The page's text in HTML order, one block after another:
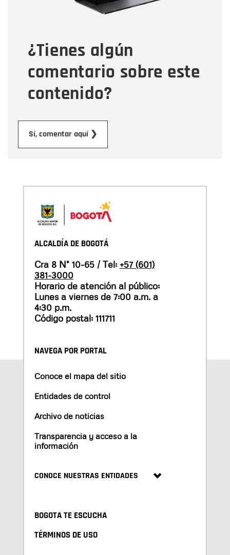
¿Tienes algún
comentario sobre este
contenido?
Sí, comentar aquí ❯
Tipo de comentario
Mensaje
ALCALDÍA DE BOGOTÁ
Cra 8 N° 10-65 / Tel: +57 (601)
381-3000
Horario de atención al público:
Lunes a viernes de 7:00 a.m. a
4:30 p.m.
Código postal: 111711
NAVEGA POR PORTAL
Conoce el mapa del sitio
Entidades de control
Archivo de noticias
Transparencia y acceso a la
información
CONOCE NUESTRAS ENTIDADES
BOGOTA TE ESCUCHA
TÉRMINOS DE USO